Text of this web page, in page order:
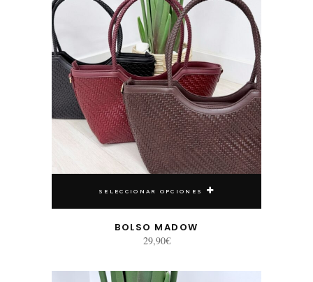
SELECCIONAR OPCIONES
BOLSO MADOW
29,90€